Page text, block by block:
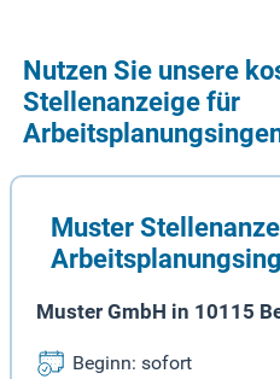
Nutzen Sie unsere
Stellenanzeige für
Muster
Muster GmbH in 10115
Beginn: sofort